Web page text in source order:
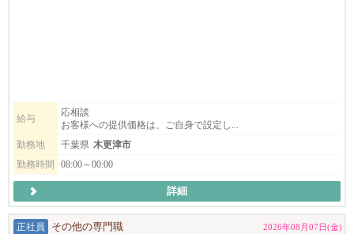
【重要】集客について
当ジムでは、既存のお客様を新しいスタッフへ引き継ぐ形ではあ
りません。
担当するお客様は、ご自身で集客（SNS・紹介など）して関係を
築いていくスタイルです。
ただし、完全に個人任せではなく、当ジムのホームページ・SNS
給与
応相談
お客様への提供価格は、ご自身で設定し...
勤務地
千葉県 木更津市
勤務時間
08:00～00:00
詳細
正社員 その他の専門職 2026年08月07日(金)